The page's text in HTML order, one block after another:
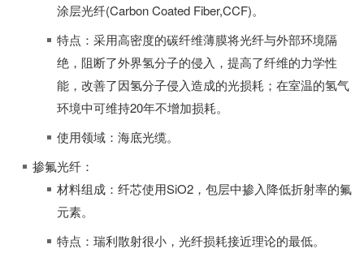
涂层光纤(Carbon Coated Fiber,CCF)。
特点：采用高密度的碳纤维薄膜将光纤与外部环境隔
绝，阻断了外界氢分子的侵入，提高了纤维的力学性
能，改善了因氢分子侵入造成的光损耗；在室温的氢气
环境中可维持20年不增加损耗。
使用领域：海底光缆。
掺氟光纤：
材料组成：纤芯使用SiO2，包层中掺入降低折射率的氟
元素。
特点：瑞利散射很小，光纤损耗接近理论的最低。